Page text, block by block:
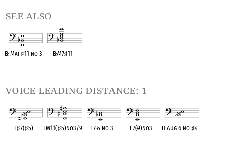
see also
B♭Maj♯11 no 3 B♭M7♯11
voice leading distance: 1
F♯7(♯5) FM11(♯5)no3/9 E7♭5 no 3 E7(♭9)no3 D Aug 6 no♯4